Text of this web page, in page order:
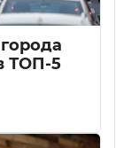
ТОП-5